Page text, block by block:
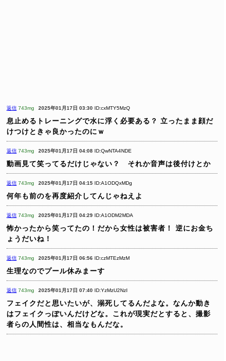
返信 743mg 2025年01月17日 03:30 ID:cxMTY5MzQ
息止めるトレーニングで水に浮く必要ある？ 立ったまま顔だ
けつけときゃ良かったのにｗ
返信 743mg 2025年01月17日 04:08 ID:QwNTA4NDE
動画見て笑ってるだけじゃない？ それか音声は後付けとか
返信 743mg 2025年01月17日 04:15 ID:A1ODQxMDg
何年も前のを再度紹介してんじゃねえよ
返信 743mg 2025年01月17日 04:29 ID:A1ODM2MDA
怖かったから笑ってたの！だから女性は被害者！
逆にお金ち
ょうだいね！
返信 743mg 2025年01月17日 06:56 ID:czMTEzMzM
生理なのでプール休みまーす
返信 743mg 2025年01月17日 07:40 ID:YzMzU2NzI
フェイクだと思いたいが、溺死してるんだよな。なんか動き
はフェイクっぽいんだけどな。これが現実だとすると、撮影
者らの人間性は、相当なもんだな。